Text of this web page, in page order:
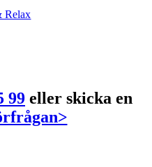
99 eller skicka en